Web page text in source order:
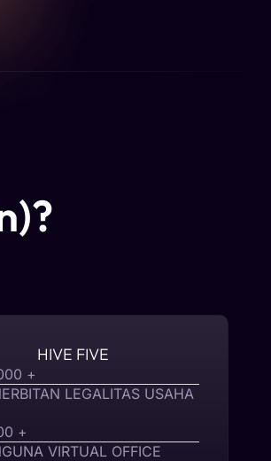
HIVE FIVE
+
LEGALITAS USAHA
+
VIRTUAL OFFICE